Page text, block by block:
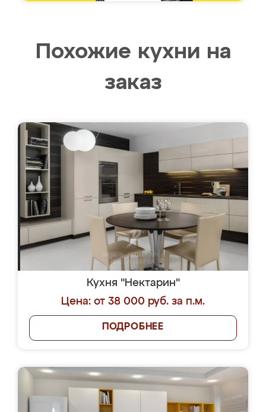
Похожие кухни на
заказ
Кухня "Нектарин"
Цена: от 38 000 руб. за п.м.
ПОДРОБНЕЕ